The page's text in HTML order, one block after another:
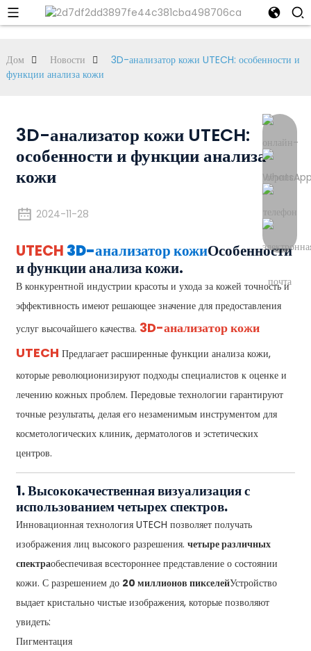
Дом Новости
3D-анализатор кожи UTECH: особенности и
функции анализа кожи
3D-анализатор кожи UTECH:
особенности и функции анализа
кожи
2024-11-28
UTECH 3D-анализатор кожиОсобенности
и функции анализа кожи.
В конкурентной индустрии красоты и ухода за кожей точность и
эффективность имеют решающее значение для предоставления
услуг высочайшего качества. 3D-анализатор кожи
UTECH Предлагает расширенные функции анализа кожи,
которые революционизируют подходы специалистов к оценке и
лечению кожных проблем. Передовые технологии гарантируют
точные результаты, делая его незаменимым инструментом для
косметологических клиник, дерматологов и эстетических
центров.
1. Высококачественная визуализация с
использованием четырех спектров.
Инновационная технология UTECH позволяет получать
изображения лиц высокого разрешения. четыре различных
спектраобеспечивая всестороннее представление о состоянии
кожи. С разрешением до 20 миллионов пикселейУстройство
выдает кристально чистые изображения, которые позволяют
увидеть:
Пигментация